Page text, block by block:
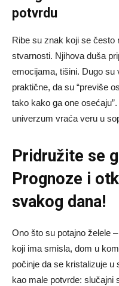
potvrdu
Ribe su znak koji se često
stvarnosti. Njihova duša
emocijama, tišini. Dugo su
praktične, da su “previše
tako kako ga one
univerzum vraća veru u
Pridružite se
Prognoze i
svakog dana!
Ono što su potajno želele
koji ima smisla, dom u
počinje da se kristalizuje
kao male potvrde: slučajni